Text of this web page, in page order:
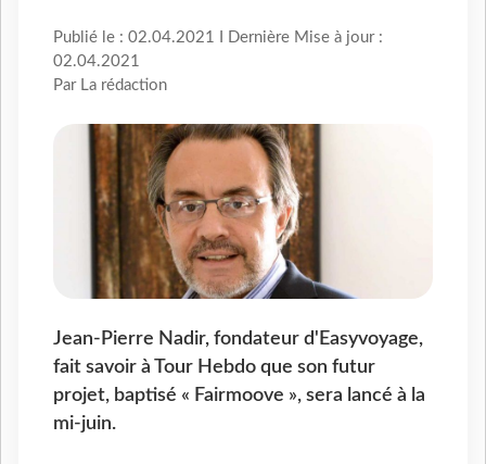
Publié le : 02.04.2021 I Dernière Mise à jour :
02.04.2021
Par La rédaction
Jean-Pierre Nadir, fondateur d'Easyvoyage,
fait savoir à Tour Hebdo que son futur
projet, baptisé « Fairmoove », sera lancé à la
mi-juin.